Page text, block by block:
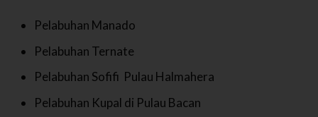
Pelabuhan Manado
Pelabuhan Ternate
Pelabuhan Sofifi Pulau Halmahera
Pelabuhan Kupal di Pulau Bacan